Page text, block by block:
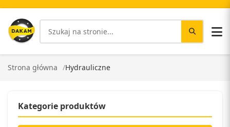
Strona główna Hydrauliczne
Kategorie produktów